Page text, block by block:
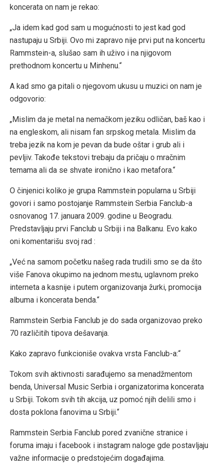
koncerata on nam je rekao:
„Ja idem kad god sam u mogućnosti to jest kad god
nastupaju u Srbiji. Ovo mi zapravo nije prvi put na koncertu
Rammstein-a, slušao sam ih uživo i na njigovom
prethodnom koncertu u Minhenu.“
A kad smo ga pitali o njegovom ukusu u muzici on nam je
odgovorio:
„Mislim da je metal na nemačkom jeziku odličan, baš kao i
na engleskom, ali nisam fan srpskog metala. Mislim da
treba jezik na kom je pevan da bude oštar i grub ali i
pevljiv. Takođe tekstovi trebaju da pričaju o mračnim
temama ali da se shvate ironično i kao metafora.“
O činjenici koliko je grupa Rammstein popularna u Srbiji
govori i samo postojanje Rammstein Serbia Fanclub-a
osnovanog 17. januara 2009. godine u Beogradu.
Predstavljaju prvi Fanclub u Srbiji i na Balkanu. Evo kako
oni komentarišu svoj rad :
„Već na samom početku našeg rada trudili smo se da što
više Fanova okupimo na jednom mestu, uglavnom preko
interneta a kasnije i putem organizovanja žurki, promocija
albuma i koncerata benda.“
Rammstein Serbia Fanclub je do sada organizovao preko
70 različitih tipova dešavanja.
Kako zapravo funkcioniše ovakva vrsta Fanclub-a:“
Tokom svih aktivnosti sarađujemo sa menadžmentom
benda, Universal Music Serbia i organizatorima koncerata
u Srbiji. Tokom svih tih akcija, uz pomoć njih delili smo i
dosta poklona fanovima u Srbiji.“
Rammstein Serbia Fanclub pored zvanične stranice i
foruma imaju i facebook i instagram naloge gde postavljaju
važne informacije o predstojećim događajima.